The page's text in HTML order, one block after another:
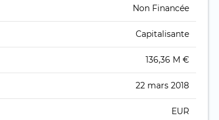
Non Financée
Capitalisante
136,36 M €
22 mars 2018
EUR